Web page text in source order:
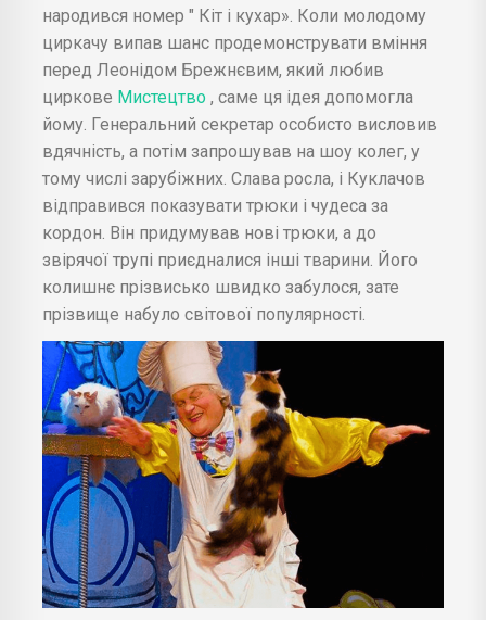
народився номер " Кіт і кухар». Коли молодому
циркачу випав шанс продемонструвати вміння
перед Леонідом Брежнєвим, який любив
циркове Мистецтво , саме ця ідея допомогла
йому. Генеральний секретар особисто висловив
вдячність, а потім запрошував на шоу колег, у
тому числі зарубіжних. Слава росла, і Куклачов
відправився показувати трюки і чудеса за
кордон. Він придумував нові трюки, а до
звірячої трупі приєдналися інші тварини. Його
колишнє прізвисько швидко забулося, зате
прізвище набуло світової популярності.